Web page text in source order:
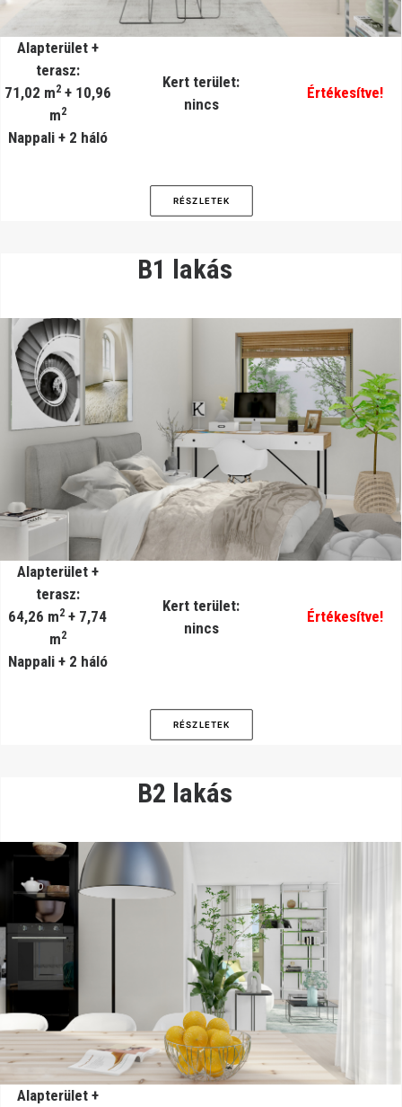
Alapterület +
terasz:
71,02 m2+ 10,96
m2
Nappali + 2 háló
Kert terület:
nincs
Értékesítve!
RÉSZLETEK
B1 lakás
Alapterület +
terasz:
64,26 m2 + 7,74
m2
Nappali + 2 háló
Kert terület:
nincs
Értékesítve!
RÉSZLETEK
B2 lakás
Alapterület +